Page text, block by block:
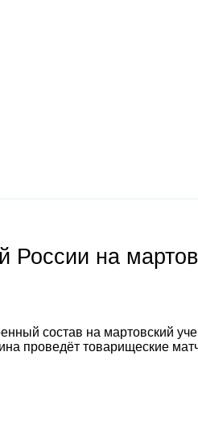
России на
состав на мартовский
проведёт товарищеские